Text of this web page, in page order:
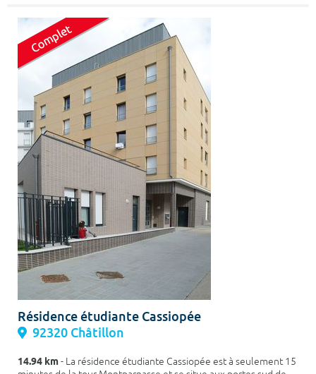
Résidence étudiante Cassiopée
92320 Châtillon
14.94 km- La résidence étudiante Cassiopée est à seulement 15